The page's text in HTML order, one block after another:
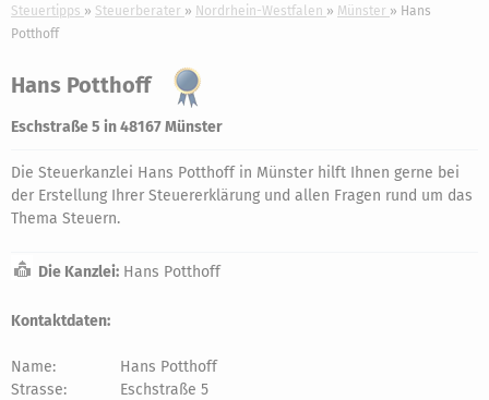
Steuertipps Steuerberater Nordrhein-Westfalen Münster
Hans
Potthoff
Hans Potthoff
Eschstraße 5 in 48167 Münster
Die Steuerkanzlei Hans Potthoff in Münster hilft Ihnen gerne bei
der Erstellung Ihrer Steuererklärung und allen Fragen rund um das
Thema Steuern.
Die Kanzlei: Hans Potthoff
Kontaktdaten:
Name:
Hans Potthoff
Strasse:
Eschstraße 5